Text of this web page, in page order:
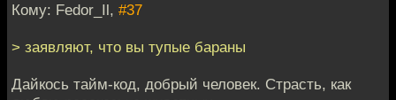
Кому: Fedor_Il, #37
> заявляют, что вы тупые бараны
Дайкось тайм-код, добрый человек. Страсть, как